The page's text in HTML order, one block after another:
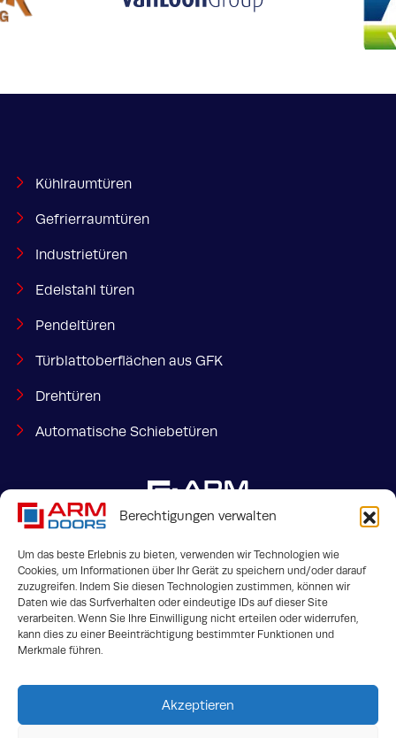
Berechtigungen verwalten
Um das beste Erlebnis zu bieten, verwenden wir Technologien wie
Cookies, um Informationen über Ihr Gerät zu speichern und/oder darauf
zuzugreifen. Indem Sie diesen Technologien zustimmen, können wir
Daten wie das Surfverhalten oder eindeutige IDs auf dieser Site
verarbeiten. Wenn Sie Ihre Einwilligung nicht erteilen oder widerrufen,
kann dies zu einer Beeinträchtigung bestimmter Funktionen und
Merkmale führen.
Akzeptieren
Kühlraumtüren
Gefrierraumtüren
Industrietüren
Edelstahl türen
Pendeltüren
Türblattoberflächen aus GFK
Drehtüren
Automatische Schiebetüren
Bahnhofstraße 35
Steinfurt, 48565
info@armdoors.de